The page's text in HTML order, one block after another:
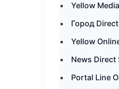
Yellow
Город
Yellow
News
Portal Line